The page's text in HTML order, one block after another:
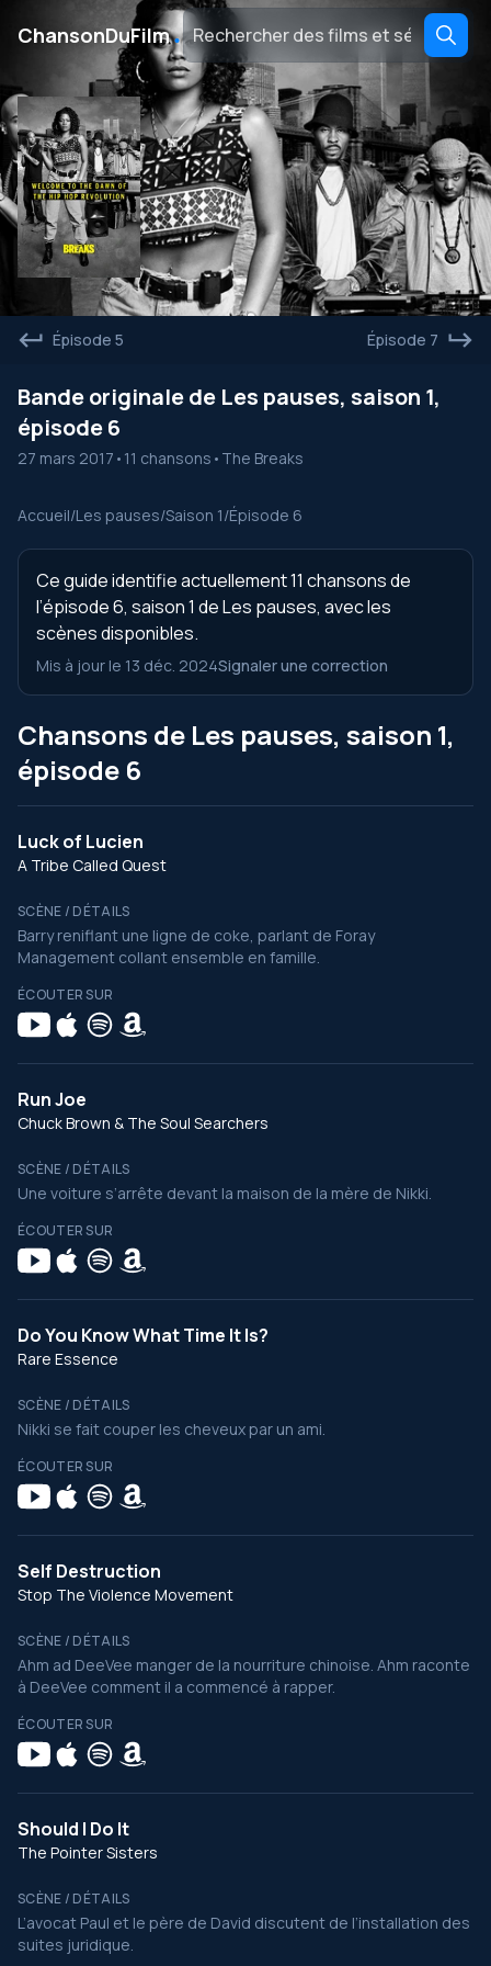
ChansonDuFilm․
Épisode 5 Épisode 7
Bande originale de Les pauses, saison 1,
épisode 6
27 mars 2017 • 11 chansons • The Breaks
Accueil/Les pauses/Saison 1/Épisode 6
Ce guide identifie actuellement 11 chansons de
l’épisode 6, saison 1 de Les pauses, avec les
scènes disponibles.
Mis à jour le 13 déc. 2024Signaler une correction
Chansons de Les pauses, saison 1,
épisode 6
Luck of Lucien
A Tribe Called Quest
SCÈNE / DÉTAILS
Barry reniflant une ligne de coke, parlant de Foray
Management collant ensemble en famille.
ÉCOUTER SUR
Run Joe
Chuck Brown & The Soul Searchers
SCÈNE / DÉTAILS
Une voiture s’arrête devant la maison de la mère de Nikki.
ÉCOUTER SUR
Do You Know What Time It Is?
Rare Essence
SCÈNE / DÉTAILS
Nikki se fait couper les cheveux par un ami.
ÉCOUTER SUR
Self Destruction
Stop The Violence Movement
SCÈNE / DÉTAILS
Ahm ad DeeVee manger de la nourriture chinoise. Ahm raconte
à DeeVee comment il a commencé à rapper.
ÉCOUTER SUR
Should I Do It
The Pointer Sisters
SCÈNE / DÉTAILS
L’avocat Paul et le père de David discutent de l’installation des
suites juridique.